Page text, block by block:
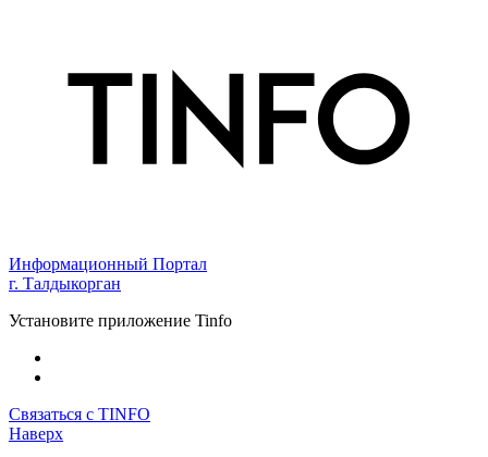
Информационный Портал
г. Талдыкорган
Установите приложение Tinfo
Связаться с TINFO
Наверх